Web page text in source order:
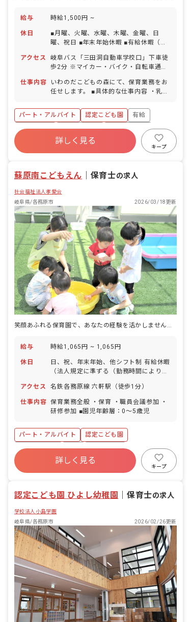
給与 時給1,500円 ~
休日
■月曜、火曜、水曜、木曜、金曜、日
曜、祝日 ■年末年始休暇 ■有給休暇（法
100%）
アクセス
岐阜バス「三田洞自動車学校口」下車徒
歩2分 ※マイカー・バイク・自転車通勤
仕事内容
いわのだこどもの森にて、保育業務をお
任せします。 ■具体的な仕事内容 ・乳幼
土曜のみの勤務となりますが、平日出勤
をお願いする場合もあります。
パート・アルバイト 認定こども園
有給
残業少なめ
産休育休制度
社会福祉法人
未経験歓迎
詳しく見る
キープ
蘇原南こどもえん 保育士の求人
社会福祉法人孝愛会
岐阜県/各務原市
2026/03/18更新
笑顔あふれる保育園で、あなたの経験を活かしませんか？新しい一歩を応援します！
給与 時給1,065円 ~ 1,065円
休日
日、祝、年末年始、他シフト制 有給休暇
（法人規定に準ずる（勤務時間により変
アクセス
名鉄各務原線 六軒駅（徒歩1分）
仕事内容 保育業務全般 ・保育 ・職員会議参加 ・
研修参加 ■園児年齢層：0～5歳児
パート・アルバイト
認定こども園
社会保険完備
有給
残業少なめ
昇給昇進あり
社会福祉法人
車通勤可
詳しく見る
キープ
認定こども園 ひよし幼稚園 保育士の求人
学校法人小島学園
岐阜県/各務原市
2026/02/26更新